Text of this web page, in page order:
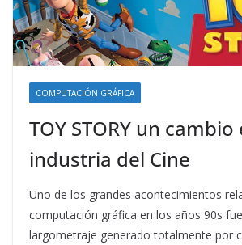
COMPUTACIÓN GRÁFICA
TOY STORY un cambio
industria del Cine
Uno de los grandes acontecimientos
computación gráfica en los años 90s
largometraje generado totalmente por